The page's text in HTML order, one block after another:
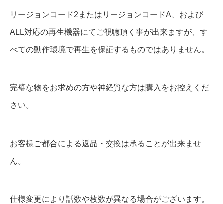
リージョンコード2またはリージョンコードA、および
ALL対応の再生機器にてご視聴頂く事が出来ますが、す
べての動作環境で再生を保証するものではありません。
完璧な物をお求めの方や神経質な方は購入をお控えくだ
さい。
お客様ご都合による返品・交換は承ることが出来ませ
ん。
仕様変更により話数や枚数が異なる場合がございます。